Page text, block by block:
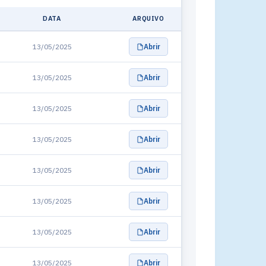
DATA ARQUIVO
13/05/2025 Abrir
13/05/2025 Abrir
13/05/2025 Abrir
13/05/2025 Abrir
13/05/2025 Abrir
13/05/2025 Abrir
13/05/2025 Abrir
13/05/2025 Abrir